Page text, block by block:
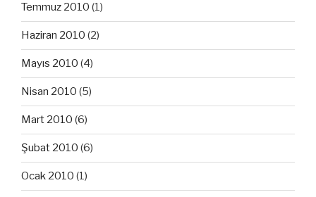
Temmuz 2010 (1)
Haziran 2010 (2)
Mayıs 2010 (4)
Nisan 2010 (5)
Mart 2010 (6)
Şubat 2010 (6)
Ocak 2010 (1)